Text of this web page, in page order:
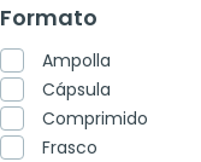
Formato
Ampolla
Cápsula
Comprimido
Frasco